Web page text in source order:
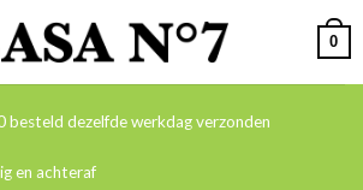
0
besteld dezelfde werkdag verzonden
en achteraf